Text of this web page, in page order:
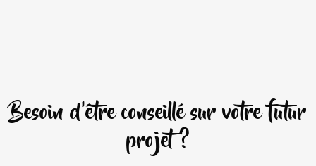
Besoin d'être conseillé sur votre futur
projet ?